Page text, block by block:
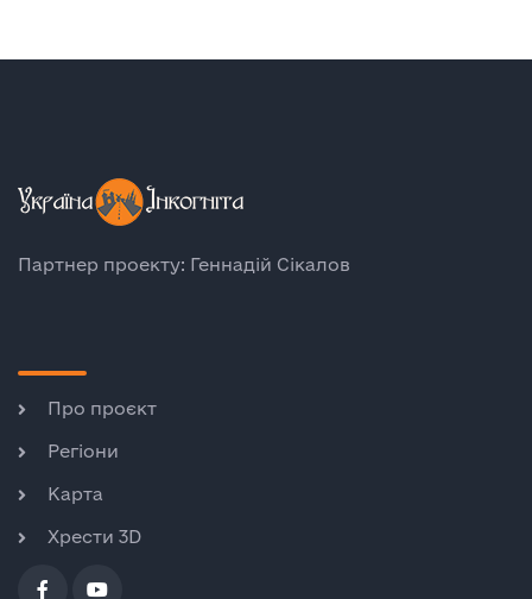
Партнер проекту: Геннадій Сікалов
Про проєкт
Регіони
Карта
Хрести 3D